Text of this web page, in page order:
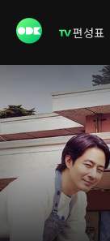
편성표